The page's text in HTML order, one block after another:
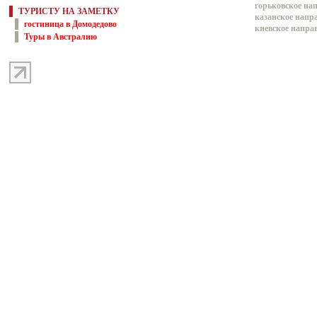
ТУРИСТУ НА ЗАМЕТКУ
гостиница в Домодедово
Туры в Австралию
горьковское
казанское
киевское